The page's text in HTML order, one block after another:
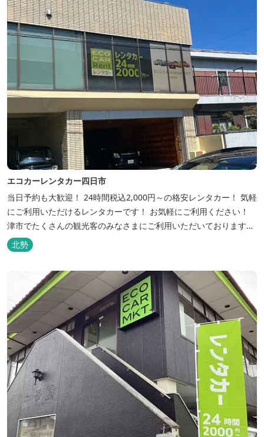
エコカーレンタカー四日市
当日予約も大歓迎！ 24時間税込2,000円～の格安レンタカー！ 気軽
にご利用いただけるレンタカーです！ お気軽にご利用ください！
津市でたくさんの観光客のみなさまにご利用いただいておりますエ
コカーレンタカー津店の姉妹店！ 近鉄四日市駅より徒歩７分の立地
で格安レンタカーは当店のみです！ 5日以上で更にお得にご利用い
ただけます♪ いろいろな車種を取り揃えていますので、...
北勢